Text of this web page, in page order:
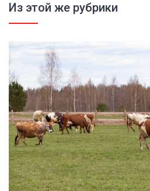
Из этой же рубрики